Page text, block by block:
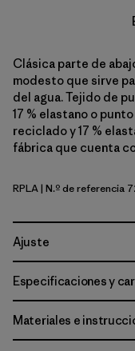
Clásica parte de
modesto que sirve
del agua. Tejido de
17 % elastano o
reciclado y 17 %
fábrica que cuenta
Ripple: Abundant Blue
RPLA| N.º de referencia
Ajuste
Especificaciones y
Materiales e